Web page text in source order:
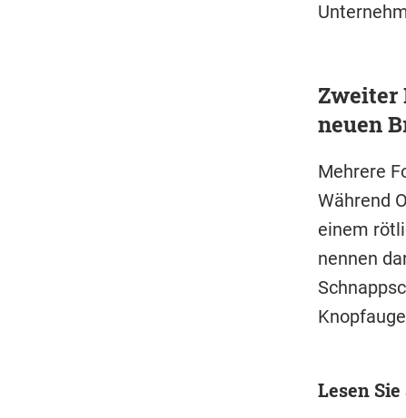
Zweiter
neuen
Mehrere
Während
einem
nennen
Lesen